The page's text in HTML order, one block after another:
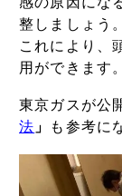
整しましょう。
これにより、
用ができます。
東京ガスが公
法 」 も参考に